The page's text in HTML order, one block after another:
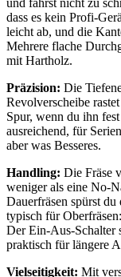
dass es kein Profi-
leicht ab, und die
Mehrere flache
mit Hartholz.
Präzision: Die
Revolverscheibe
Spur, wenn du ihn
ausreichend, für
aber was Besseres.
Handling: Die Fräse
weniger als eine No-
Dauerfräsen spürst
typisch für
Der Ein-Aus-Schalter
praktisch für längere
Vielseitigkeit: Mit